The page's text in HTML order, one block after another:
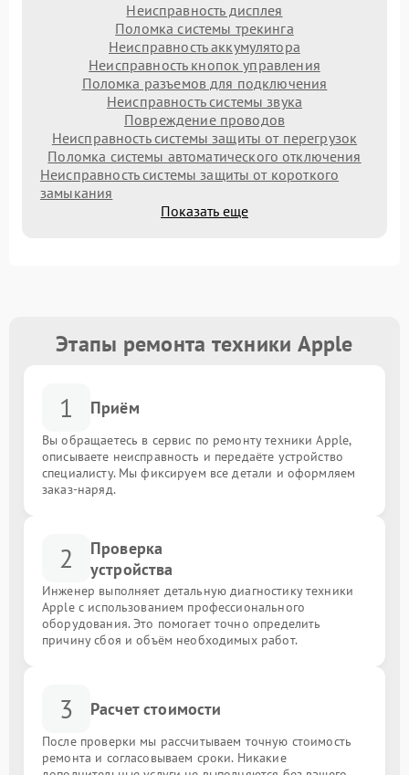
Неисправность дисплея
Поломка системы трекинга
Неисправность аккумулятора
Неисправность кнопок управления
Поломка разъемов для подключения
Неисправность системы звука
Повреждение проводов
Неисправность системы защиты от перегрузок
Поломка системы автоматического отключения
Неисправность системы защиты от короткого
замыкания
Показать еще
Этапы ремонта техники Apple
1 Приём
Вы обращаетесь в сервис по ремонту техники Apple,
описываете неисправность и передаёте устройство
специалисту. Мы фиксируем все детали и оформляем
заказ-наряд.
2
Проверка
устройства
Инженер выполняет детальную диагностику техники
Apple с использованием профессионального
оборудования. Это помогает точно определить
причину сбоя и объём необходимых работ.
3 Расчет стоимости
После проверки мы рассчитываем точную стоимость
ремонта и согласовываем сроки. Никакие